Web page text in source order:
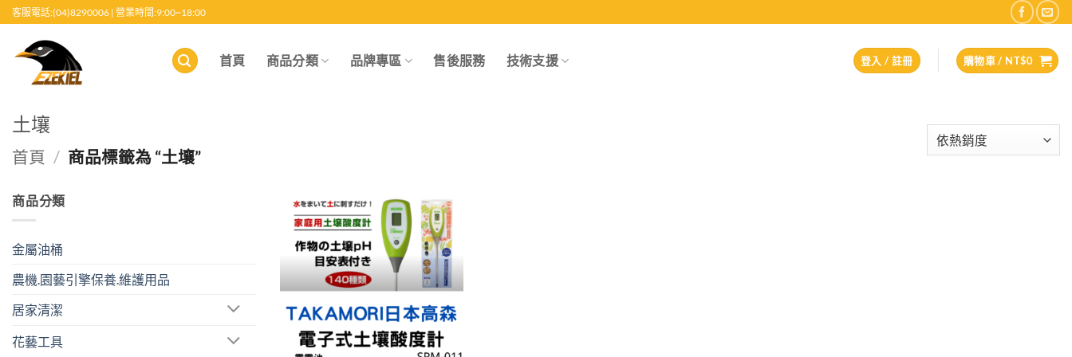
至
客服電話:(04)8290006 | 營業時間:9:00~18:00
首頁 商品分類 品牌專區 售後服務 技術支援 登入 / 註冊 購物車 / NT$0
土壤
首頁 / 商品標籤為 “土壤”
商品分類
金屬油桶
農機.園藝引擎保養.維護用品
居家清潔
花藝工具
Add to
wishlist